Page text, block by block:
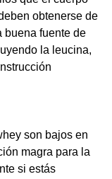
obtenerse de
buena fuente de
la leucina,
son bajos en
magra para la
si estás